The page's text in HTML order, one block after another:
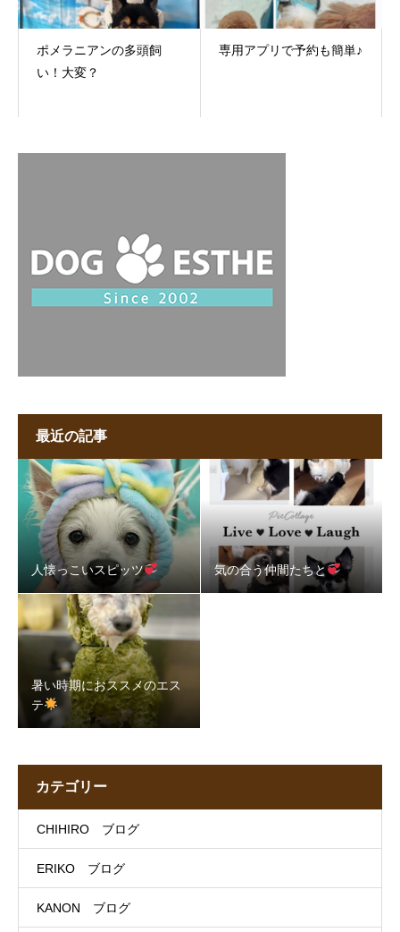
ポメラニアンの多頭飼
い！大変？
専用アプリで予約も簡単♪
最近の記事
人懐っこいスピッツ 気の合う仲間たちと
暑い時期におススメのエス
テ
カテゴリー
CHIHIRO ブログ
ERIKO ブログ
KANON ブログ